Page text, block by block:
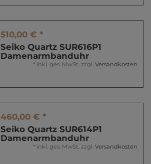
510,00 € *
Seiko Quartz SUR616P1
Damenarmbanduhr
* inkl. ges. MwSt. zzgl. Versandkosten
460,00 € *
Seiko Quartz SUR614P1
Damenarmbanduhr
* inkl. ges. MwSt. zzgl. Versandkosten